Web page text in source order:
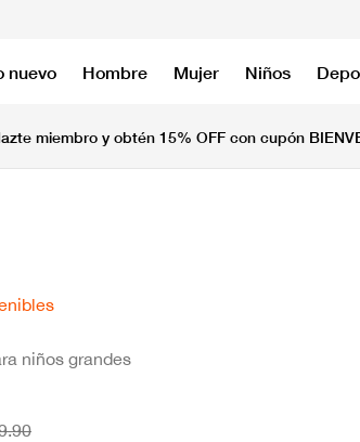
nuevo Hombre Mujer Niños
miembro y obtén 15% OFF con cupón
niños grandes